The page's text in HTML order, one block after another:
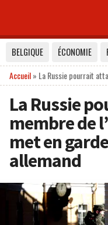
BELGIQUE ÉCONOMIE
Accueil» La Russie pourrait
La Russie
membre de
met en
allemand